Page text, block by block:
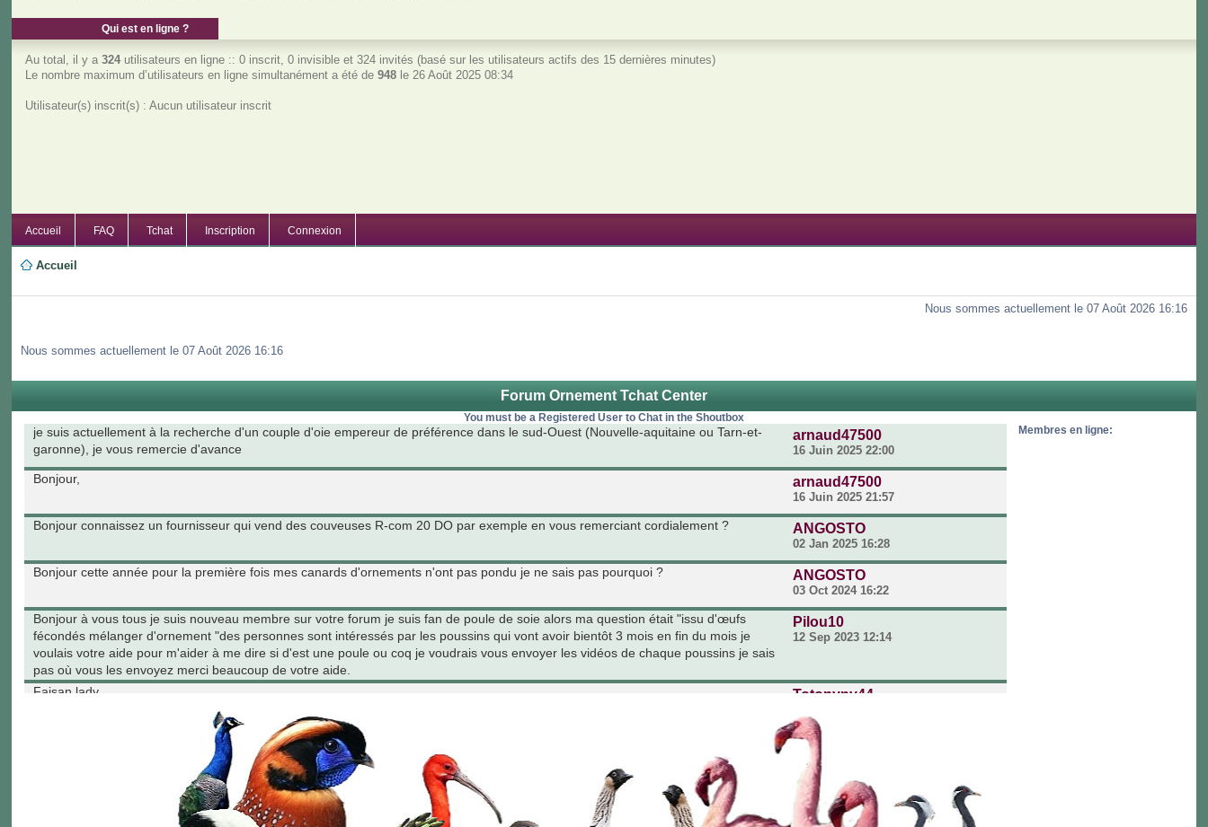
Qui est en ligne ?
Au total, il y a324 utilisateurs en ligne :: 0 inscrit, 0 invisible et 324 invités (basé sur les utilisateurs actifs des 15 dernières minutes)
Le nombre maximum d’utilisateurs en ligne simultanément a été de948 le 26 Août 2025 08:34
Utilisateur(s) inscrit(s) : Aucun utilisateur inscrit
Accueil FAQ Tchat Inscription Connexion
Accueil
Nous sommes actuellement le 07 Août 2026 16:16
Nous sommes actuellement le 07 Août 2026 16:16
Forum Ornement Tchat Center
You must be a Registered User to Chat in the Shoutbox
je suis actuellement à la recherche d'un couple d'oie empereur de préférence dans le sud-Ouest (Nouvelle-aquitaine ou Tarn-et-
garonne), je vous remercie d'avance
arnaud47500
16 Juin 2025 22:00
Bonjour, arnaud47500
16 Juin 2025 21:57
Bonjour connaissez un fournisseur qui vend des couveuses R-com 20 DO par exemple en vous remerciant cordialement ? ANGOSTO
02 Jan 2025 16:28
Bonjour cette année pour la première fois mes canards d'ornements n'ont pas pondu je ne sais pas pourquoi ? ANGOSTO
03 Oct 2024 16:22
Bonjour à vous tous je suis nouveau membre sur votre forum je suis fan de poule de soie alors ma question était "issu d'œufs
fécondés mélanger d'ornement "des personnes sont intéressés par les poussins qui vont avoir bientôt 3 mois en fin du mois je
voulais votre aide pour m'aider à me dire si d'est une poule ou coq je voudrais vous envoyer les vidéos de chaque poussins je sais
pas où vous les envoyez merci beaucoup de votre aide.
Pilou10
12 Sep 2023 12:14
Faisan lady Totonyny44
bonsoir, je cherche une femelle lophophore ressplendissant.... quelqu'un aurait-il? un contact.... si possible pas trop loin... je suis de
vea
03 Fév 2021 20:23
bonjour, je cherche une jeune femelle lophophore resplendissant pas loin de la frontière Suisse.. vous connaissez un éleveur???
vea
30 Jan 2021 08:38
Membres en ligne: